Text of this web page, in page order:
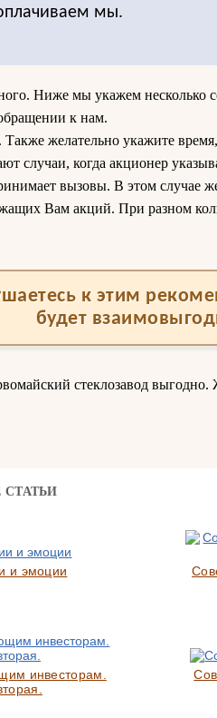
мы.
Ниже мы укажем несколько
к нам.
желательно укажите время,
случаи, когда акционер
вызовы. В этом случае
Вам акций. При разном
к этим
будет
стеклозавод
и эмоции
инвесторам.